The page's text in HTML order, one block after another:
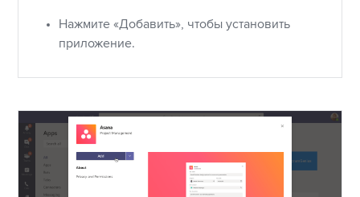
Нажмите «Добавить», чтобы установить
приложение.